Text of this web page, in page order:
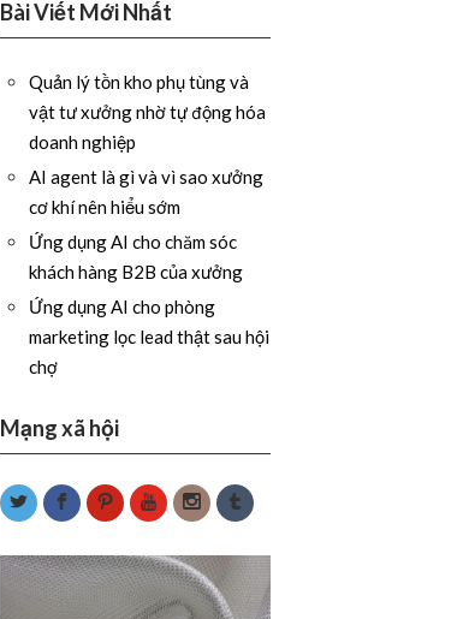
Bài Viết Mới Nhất
Quản lý tồn kho phụ tùng và
vật tư xưởng nhờ tự động hóa
doanh nghiệp
AI agent là gì và vì sao xưởng
cơ khí nên hiểu sớm
Ứng dụng AI cho chăm sóc
khách hàng B2B của xưởng
Ứng dụng AI cho phòng
marketing lọc lead thật sau hội
chợ
Mạng xã hội